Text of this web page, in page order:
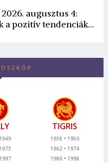
augusztus 4:
a pozitív tendenciák...
1949
1973
1997
TIGRIS
1938
1950
1962
1974
1986
1998